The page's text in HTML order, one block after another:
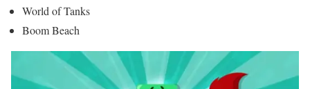
World of Tanks
Boom Beach